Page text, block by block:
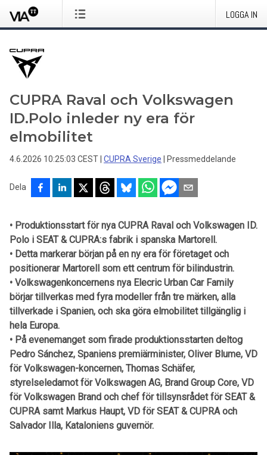
LOGGA IN
CUPRA Raval och Volkswagen
ID.Polo inleder ny era för
elmobilitet
4.6.2026 10:25:03 CEST CUPRA Sverige Pressmeddelande
Dela
• Produktionsstart för nya CUPRA Raval och Volkswagen ID.
Polo i SEAT & CUPRA:s fabrik i spanska Martorell.
• Detta markerar början på en ny era för företaget och
positionerar Martorell som ett centrum för bilindustrin.
• Volkswagenkoncernens nya Elecric Urban Car Family
börjar tillverkas med fyra modeller från tre märken, alla
tillverkade i Spanien, och ska göra elmobilitet tillgänglig i
hela Europa.
• På evenemanget som firade produktionsstarten deltog
Pedro Sánchez, Spaniens premiärminister, Oliver Blume, VD
för Volkswagen-koncernen, Thomas Schäfer,
styrelseledamot för Volkswagen AG, Brand Group Core, VD
för Volkswagen Brand och chef för tillsynsrådet för SEAT &
CUPRA samt Markus Haupt, VD för SEAT & CUPRA och
Salvador Illa, Kataloniens guvernör.